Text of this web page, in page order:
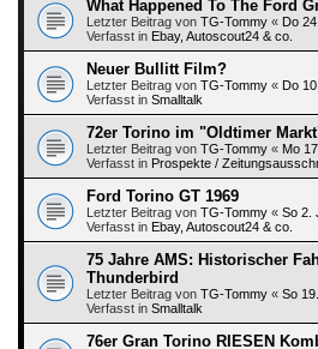
What Happened To The Ford
Letzter Beitrag von TG-Tommy « Do
Verfasst in Ebay, Autoscout24 & co.
Neuer Bullitt Film?
Letzter Beitrag von TG-Tommy « Do
Verfasst in Smalltalk
72er Torino im "Oldtimer
Letzter Beitrag von TG-Tommy « Mo
Verfasst in Prospekte /
Ford Torino GT 1969
Letzter Beitrag von TG-Tommy « So 2.
Verfasst in Ebay, Autoscout24 & co.
75 Jahre AMS: Historischer
Thunderbird
Letzter Beitrag von TG-Tommy « So
Verfasst in Smalltalk
76er Gran Torino RIESEN